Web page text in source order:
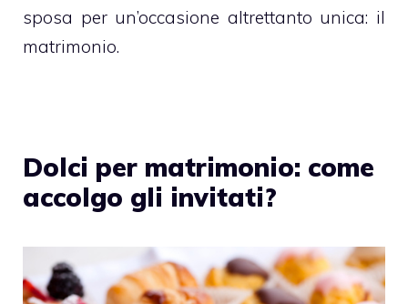
sposa per un’occasione altrettanto unica: il
matrimonio.
Dolci per matrimonio: come
accolgo gli invitati?